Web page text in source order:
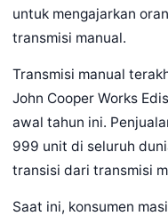
untuk mengajarkan
transmisi manual.
Transmisi manual
John Cooper Works
awal tahun ini.
999 unit di seluruh
transisi dari transmisi
Saat ini, konsumen